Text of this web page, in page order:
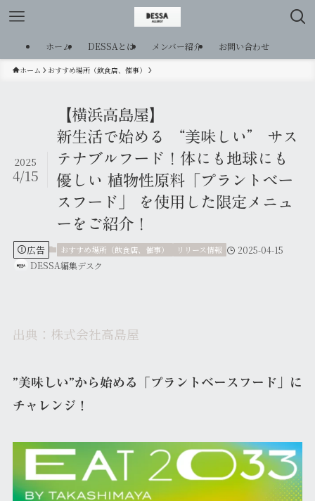
ホーム DESSAとは メンバー紹介 お問い合わせ
ホーム おすすめ場所（飲食店、催事）
【横浜高島屋】
新生活で始める “美味しい” サス
テナブルフード！体にも地球にも
優しい 植物性原料「プラントベー
スフード」 を使用した限定メニュ
ーをご紹介！
2025
4/15
広告 おすすめ場所（飲食店、催事） リリース情報
2025-04-15
DESSA編集デスク
出典：株式会社高島屋
”美味しい”から始める「プラントベースフード」に
チャレンジ！